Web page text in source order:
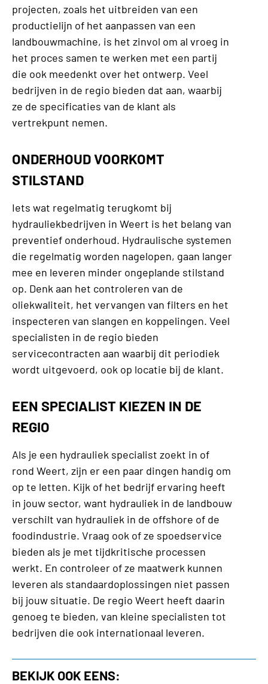
projecten, zoals het uitbreiden van een
productielijn of het aanpassen van een
landbouwmachine, is het zinvol om al vroeg in
het proces samen te werken met een partij
die ook meedenkt over het ontwerp. Veel
bedrijven in de regio bieden dat aan, waarbij
ze de specificaties van de klant als
vertrekpunt nemen.
ONDERHOUD VOORKOMT
STILSTAND
Iets wat regelmatig terugkomt bij
hydrauliekbedrijven in Weert is het belang van
preventief onderhoud. Hydraulische systemen
die regelmatig worden nagelopen, gaan langer
mee en leveren minder ongeplande stilstand
op. Denk aan het controleren van de
oliekwaliteit, het vervangen van filters en het
inspecteren van slangen en koppelingen. Veel
specialisten in de regio bieden
servicecontracten aan waarbij dit periodiek
wordt uitgevoerd, ook op locatie bij de klant.
EEN SPECIALIST KIEZEN IN DE
REGIO
Als je een hydrauliek specialist zoekt in of
rond Weert, zijn er een paar dingen handig om
op te letten. Kijk of het bedrijf ervaring heeft
in jouw sector, want hydrauliek in de landbouw
verschilt van hydrauliek in de offshore of de
foodindustrie. Vraag ook of ze spoedservice
bieden als je met tijdkritische processen
werkt. En controleer of ze maatwerk kunnen
leveren als standaardoplossingen niet passen
bij jouw situatie. De regio Weert heeft daarin
genoeg te bieden, van kleine specialisten tot
bedrijven die ook internationaal leveren.
BEKIJK OOK EENS: